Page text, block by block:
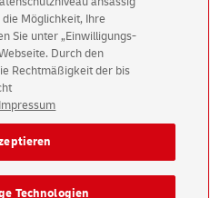
Cookies
Einstellungen
Möglichkeit, Ihre
Sie unter „Einwilligungs-
Durch den
Rechtmäßigkeit der bis
Impressum
Technologien